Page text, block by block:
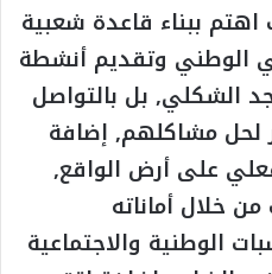
اهتم ببناء قاعدة شعبية
الوطني وتقديم أنشطة
الشكلي, بل بالتواصل
لحل مشاكلهم, إضافة
على أرض الواقع,
خلال أماناته
الوطنية والاجتماعية